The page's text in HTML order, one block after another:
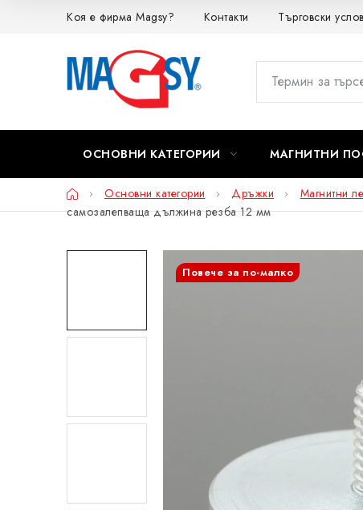
ПреминаванеКоя е фирма Magsy? Контакти Търговски
ОСНОВНИ КАТЕГОРИИ МАГНИТНИ
НачалоОсновни категории Дръжки Магнитни
самозалепваща дължина резба 12 мм
Повече за по-малко